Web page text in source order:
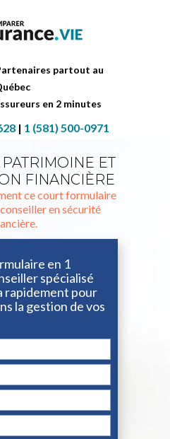
partout au
en 2 minutes
| 1 (581) 500-0971
ET
FINANCIÈRE
ce court formulaire
en sécurité
en 1
spécialisé
rapidement pour
la gestion de vos